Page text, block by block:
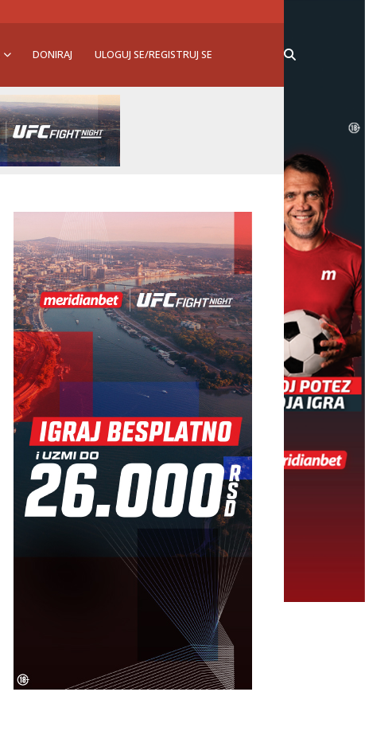
DONIRAJ ULOGUJ SE/REGISTRUJ SE